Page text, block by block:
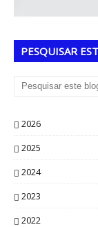
PESQUISAR
2026
2025
2024
2023
2022